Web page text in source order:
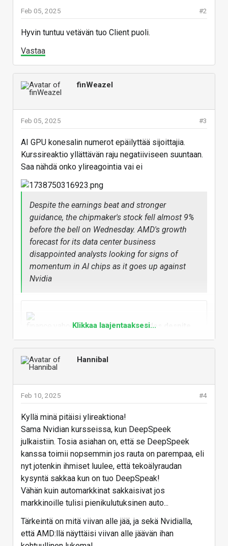
#2
Feb 05, 2025
Hyvin tuntuu vetävän tuo Client puoli.
Vastaa
finWeazel
#3
Feb 05, 2025
AI GPU konesalin numerot epäilyttää sijoittajia.
Kurssireaktio yllättävän raju negatiiviseen suuntaan.
Saa nähdä onko ylireagointia vai ei
Despite the earnings beat and stronger
guidance, the chipmaker's stock fell almost 9%
before the bell on Wednesday. AMD's growth
forecast for its data center business
disappointed analysts looking for signs of
momentum in AI chips as it goes up against
Nvidia
AMD stock slides despite
forecast
AMD announced its Q4 earnings
finance.yahoo.com
Vastaa
Klikkaa laajentaaksesi...
Hannibal
#4
Feb 10, 2025
Kyllä minä pitäisi ylireaktiona!
Sama Nvidian kursseissa, kun DeepSpeek
julkaistiin. Tosia asiahan on, että se DeepSpeek
kanssa toimii nopsemmin jos rauta on parempaa, eli
nyt jotenkin ihmiset luulee, että tekoälyraudan
kysyntä sakkaa kun on tuo DeepSpeak!
Vähän kuin automarkkinat sakkaisivat jos
markkinoille tulisi pienikulutuksinen auto...
Tärkeintä on mitä viivan alle jää, ja sekä Nvidialla,
että AMD:llä näyttäisi viivan alle jäävän ihan